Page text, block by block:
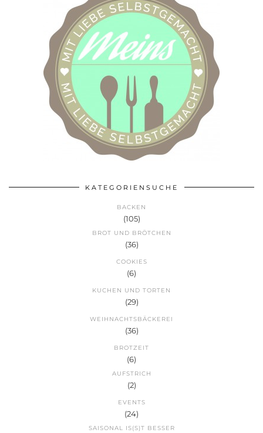
KATEGORIENSUCHE
BACKEN
(105)
BROT UND BRÖTCHEN
(36)
COOKIES
(6)
KUCHEN UND TORTEN
(29)
WEIHNACHTSBÄCKEREI
(36)
BROTZEIT
(6)
AUFSTRICH
(2)
EVENTS
(24)
SAISONAL IS(S)T BESSER